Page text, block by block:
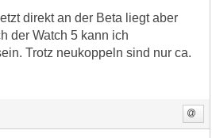
direkt an der Beta liegt aber
der Watch 5 kann ich
Trotz neukoppeln sind nur ca.